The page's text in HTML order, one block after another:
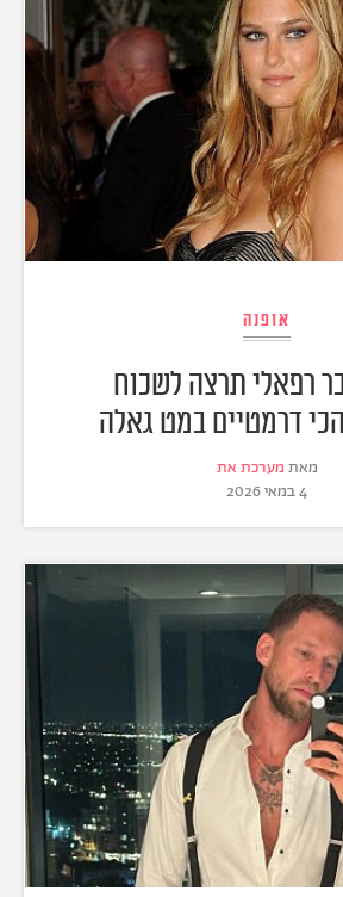
אופנה
רפאלי תרצה לשכוח
דרמטיים במט גאלה
מאת מערכת את
4 במאי 2026